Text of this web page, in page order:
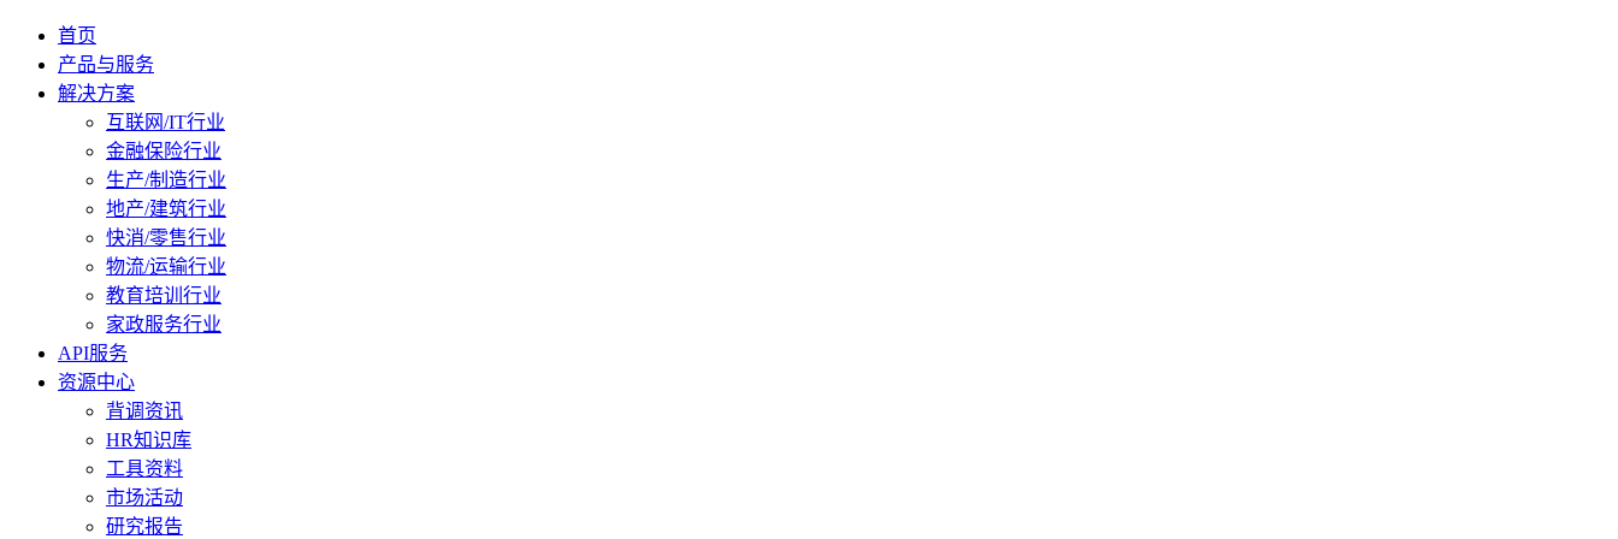
首页
产品与服务
解决方案
互联网/IT行业
金融保险行业
生产/制造行业
地产/建筑行业
快消/零售行业
物流/运输行业
教育培训行业
家政服务行业
API服务
资源中心
背调资讯
HR知识库
工具资料
市场活动
研究报告